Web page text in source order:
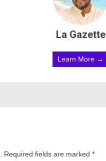
La Gazette
Learn More →
Required fields are marked *